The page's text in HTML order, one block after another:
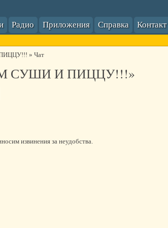
Радио Приложения Справка Контакт
» Чат
СУШИ И ПИЦЦУ!!!»